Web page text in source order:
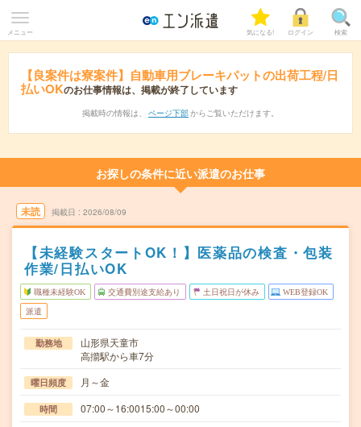
メニュー 気になる! ログイン 検索
【良案件は寮案件】自動車用ブレーキパットの出荷工程/日
払いOKのお仕事情報は、掲載が終了しています
掲載時の情報は、 ページ下部 からご覧いただけます。
お探しの条件に近い派遣のお仕事
未読 掲載日 2026/08/09
【未経験スタートOK！】医薬品の検査・包装
作業/日払いOK
職種未経験OK 交通費別途支給あり 土日祝日が休み WEB登録OK
派遣
勤務地
山形県天童市
高擶駅から車7分
曜日頻度 月～金
時間 07:00～16:0015:00～00:00